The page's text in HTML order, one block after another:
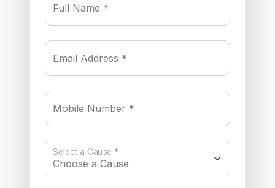
Full Name *
Email Address *
Mobile Number *
Select a Cause *